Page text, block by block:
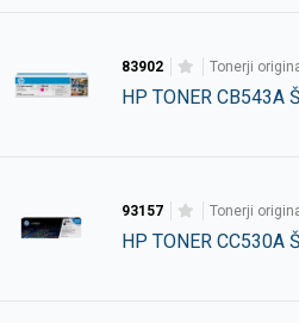
83902 tonerji
HP TONER CB543A
93157 tonerji
HP TONER CC530A